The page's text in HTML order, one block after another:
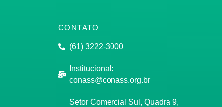
CONTATO
(61) 3222-3000
Institucional:
conass@conass.org.br
Setor Comercial Sul, Quadra 9,